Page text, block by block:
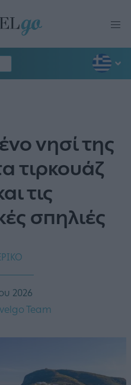
νησί της
τιρκουάζ
τις
σπηλιές
2026
Team